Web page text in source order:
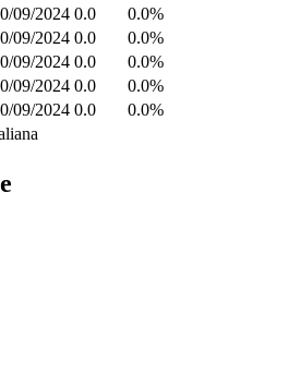
09/2024 0.0
0.0%
09/2024 0.0
0.0%
09/2024 0.0
0.0%
09/2024 0.0
0.0%
09/2024 0.0
0.0%